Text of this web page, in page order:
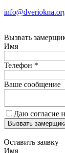
Вызвать
Имя
Телефон *
Ваше сообщение
Даю согласие
Вызвать
Оставить заявку
Имя